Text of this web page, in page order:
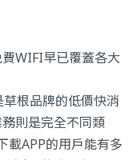
WIFI早已覆蓋各大
根品牌的低價快消
則是完全不同類
載APP的用戶能有多